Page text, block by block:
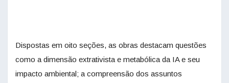
Dispostas em oito seções, as obras destacam questões
como a dimensão extrativista e metabólica da IA e seu
impacto ambiental; a compreensão dos assuntos